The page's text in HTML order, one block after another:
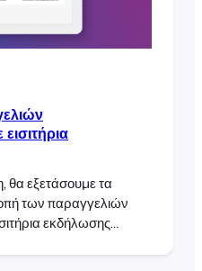
θα εξετάσουμε τα
των παραγγελιών
εκδήλωσης